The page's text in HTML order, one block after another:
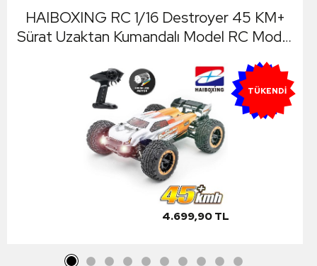
HAIBOXING RC 1/16 Destroyer 45 KM+
Sürat Uzaktan Kumandalı Model RC Model
Fırçasız Truggy Truck (Turuncu)
YENI
TÜKENDI
4.699,90 TL